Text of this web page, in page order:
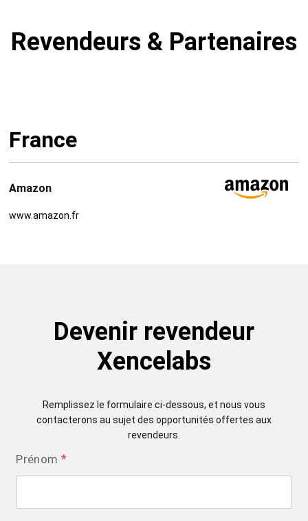
Revendeurs & Partenaires
France
Amazon
www.amazon.fr
Devenir revendeur
Xencelabs
Remplissez le formulaire ci-dessous, et nous vous
contacterons au sujet des opportunités offertes aux
revendeurs.
Prénom *